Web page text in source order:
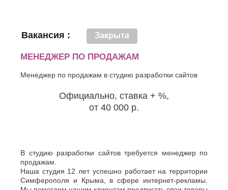
Вакансия : Закрыта
МЕНЕДЖЕР ПО ПРОДАЖАМ
Менеджер по продажам в студию разработки сайтов
Официально, ставка + %,
от 40 000 р.
В студию разработки сайтов требуется менеджер по
продажам.
Наша студия 12 лет успешно работает на территории
Симферополя и Крыма, в сфере интернет-рекламы.